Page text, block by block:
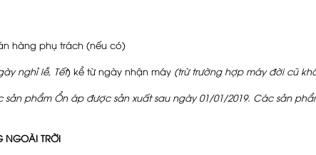
phụ trách (nếu có)
nghỉ lễ, Tết) kể từ ngày nhận máy (trừ trường hợp máy đời cũ
phẩm Ổn áp được sản xuất sau ngày 01/01/2019. Các sản
NGOÀI TRỜI